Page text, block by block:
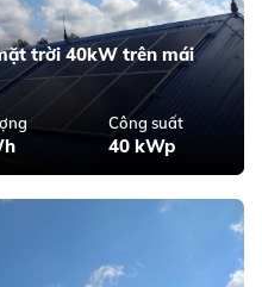
trời 40kW trên mái
Công suất
40 kWp